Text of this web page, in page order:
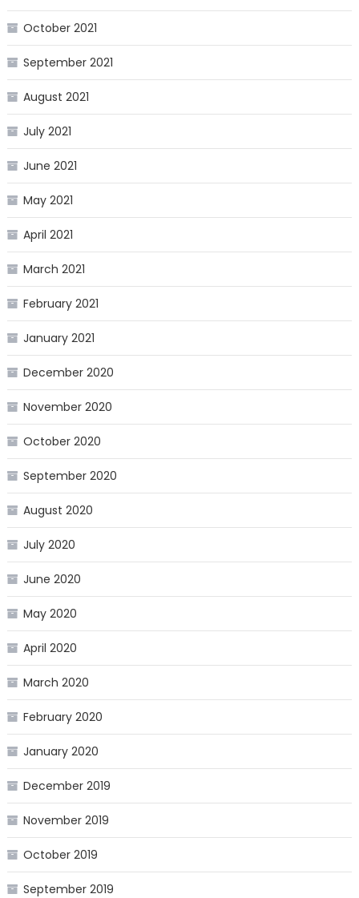
October 2021
September 2021
August 2021
July 2021
June 2021
May 2021
April 2021
March 2021
February 2021
January 2021
December 2020
November 2020
October 2020
September 2020
August 2020
July 2020
June 2020
May 2020
April 2020
March 2020
February 2020
January 2020
December 2019
November 2019
October 2019
September 2019